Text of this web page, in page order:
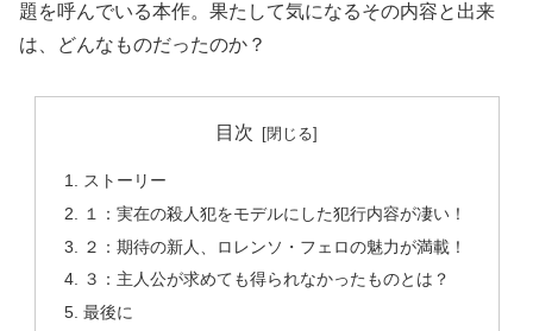
題を呼んでいる本作。果たして気になるその内容と出来
は、どんなものだったのか？
目次
ストーリー
１：実在の殺人犯をモデルにした犯行内容が凄い！
２：期待の新人、ロレンソ・フェロの魅力が満載！
３：主人公が求めても得られなかったものとは？
最後に